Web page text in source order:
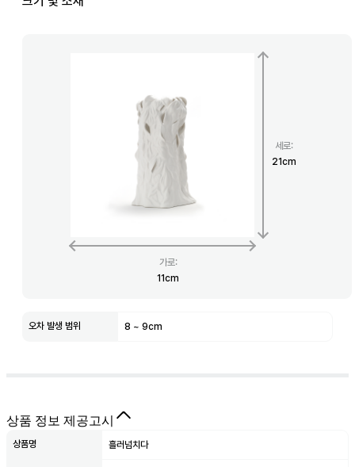
세로:
21cm
가로:
11cm
오차 발생 범위 8 ~ 9cm
상품 정보 제공고시
상품명 흘러넘치다